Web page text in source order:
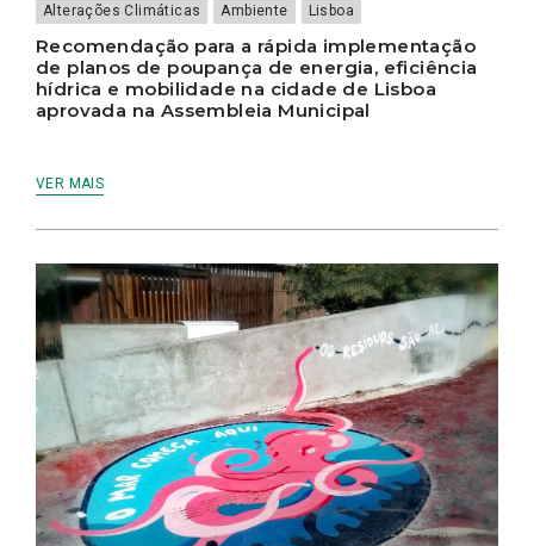
Alterações Climáticas Ambiente Lisboa
Recomendação para a rápida implementação
de planos de poupança de energia, eficiência
hídrica e mobilidade na cidade de Lisboa
aprovada na Assembleia Municipal
VER MAIS